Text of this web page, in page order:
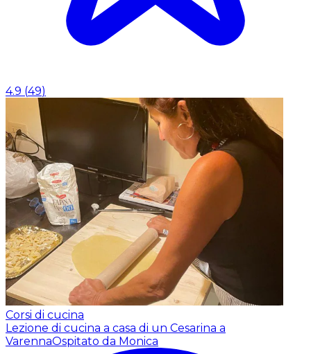
4.9 (49)
Corsi di cucina
Lezione di cucina a casa di un Cesarina a
VarennaOspitato da Monica